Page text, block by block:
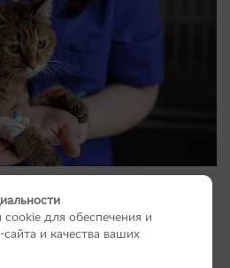
ранних доклинических стадиях
сосудистой системам с
шумами, гипертензией,
для обеспечения и
и качества ваших